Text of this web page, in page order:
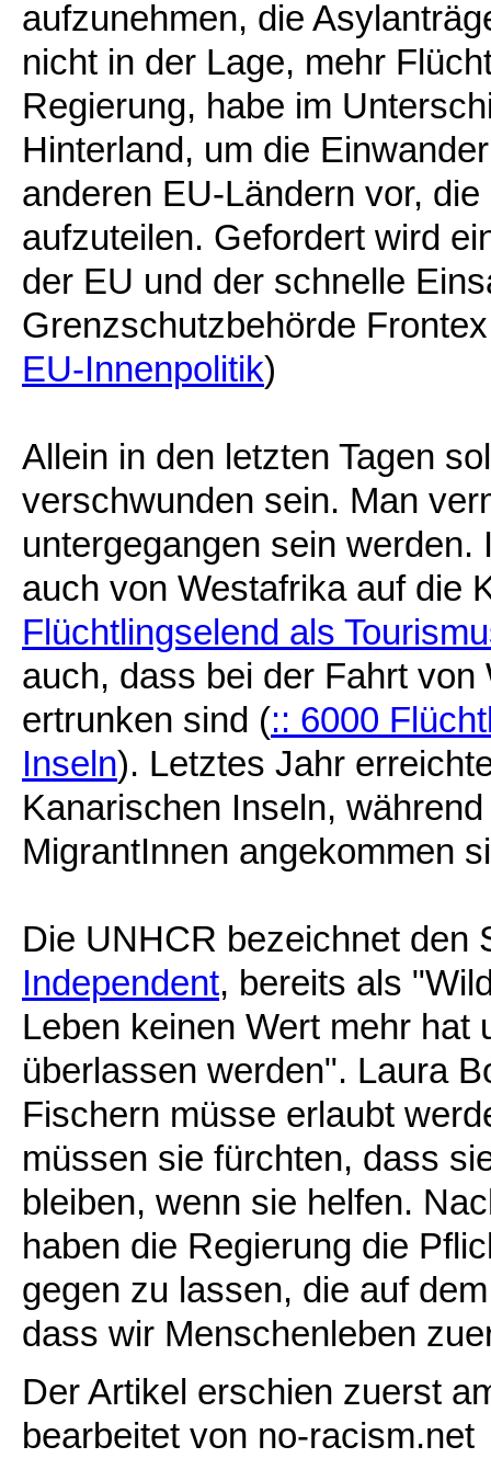
aufzunehmen, die
nicht in der Lage, mehr
Regierung, habe im
Hinterland, um die
anderen EU-Ländern vor,
aufzuteilen. Gefordert wird
der EU und der schnelle
Grenzschutzbehörde
EU-Innenpolitik)
Allein in den letzten Tagen
verschwunden sein. Man
untergegangen sein
auch von Westafrika auf die
Flüchtlingselend als
auch, dass bei der Fahrt
ertrunken sind (:: 6000
Inseln). Letztes Jahr
Kanarischen Inseln,
MigrantInnen angekommen
Die UNHCR bezeichnet
Independent, bereits als
Leben keinen Wert mehr
überlassen werden". Laura
Fischern müsse erlaubt
müssen sie fürchten, dass
bleiben, wenn sie helfen.
haben die Regierung die
gegen zu lassen, die auf
dass wir Menschenleben
Der Artikel erschien zuerst
bearbeitet von no-racism.net